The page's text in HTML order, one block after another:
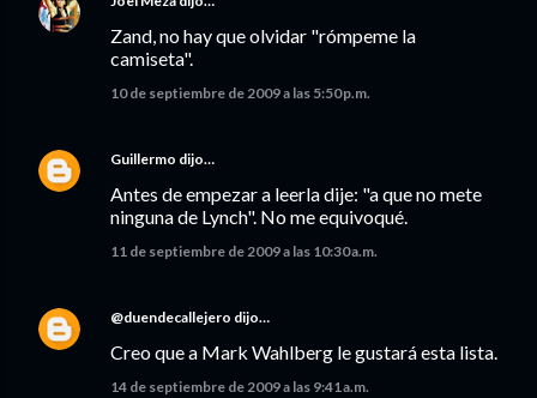
Zand, no hay que olvidar "rómpeme la
camiseta".
10 de septiembre de 2009 a las 5:50 p.m.
Guillermo dijo…
Antes de empezar a leerla dije: "a que no mete
ninguna de Lynch". No me equivoqué.
11 de septiembre de 2009 a las 10:30 a.m.
@duendecallejero dijo…
Creo que a Mark Wahlberg le gustará esta lista.
14 de septiembre de 2009 a las 9:41 a.m.